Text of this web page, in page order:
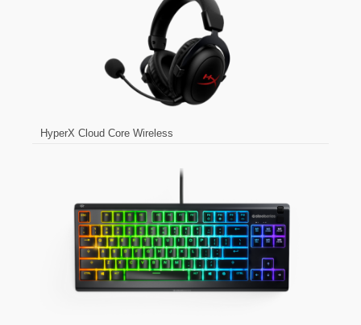
HyperX Cloud Core Wireless